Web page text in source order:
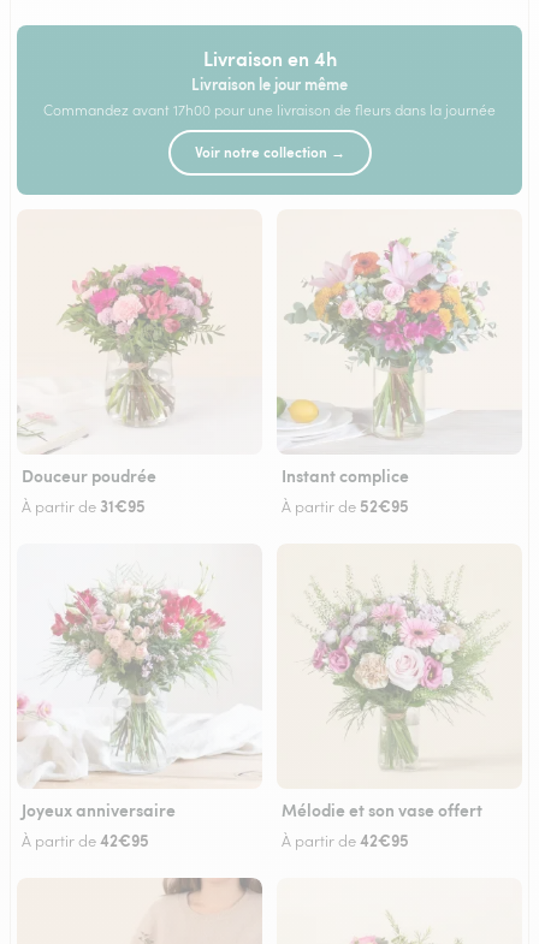
Livraison en 4h
Livraison le jour même
Commandez avant 17h00 pour une livraison de fleurs dans la journée
Voir notre collection →
Douceur poudrée
À partir de 31€95
Instant complice
À partir de 52€95
Joyeux anniversaire
À partir de42€95
Mélodie et son vase offert
À partir de42€95